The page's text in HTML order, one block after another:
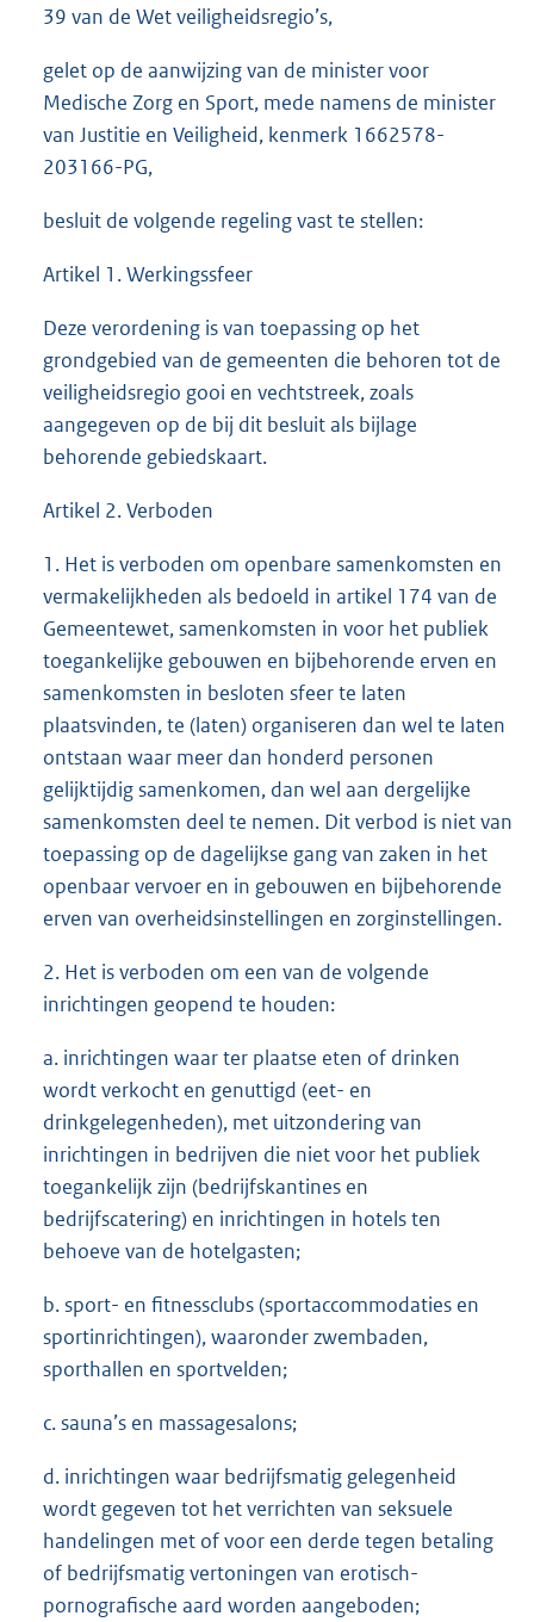
39 van de Wet veiligheidsregio’s,
gelet op de aanwijzing van de minister voor
Medische Zorg en Sport, mede namens de minister
van Justitie en Veiligheid, kenmerk 1662578-
203166-PG,
besluit de volgende regeling vast te stellen:
Artikel 1. Werkingssfeer
Deze verordening is van toepassing op het
grondgebied van de gemeenten die behoren tot de
veiligheidsregio gooi en vechtstreek, zoals
aangegeven op de bij dit besluit als bijlage
behorende gebiedskaart.
Artikel 2. Verboden
1. Het is verboden om openbare samenkomsten en
vermakelijkheden als bedoeld in artikel 174 van de
Gemeentewet, samenkomsten in voor het publiek
toegankelijke gebouwen en bijbehorende erven en
samenkomsten in besloten sfeer te laten
plaatsvinden, te (laten) organiseren dan wel te laten
ontstaan waar meer dan honderd personen
gelijktijdig samenkomen, dan wel aan dergelijke
samenkomsten deel te nemen. Dit verbod is niet van
toepassing op de dagelijkse gang van zaken in het
openbaar vervoer en in gebouwen en bijbehorende
erven van overheidsinstellingen en zorginstellingen.
2. Het is verboden om een van de volgende
inrichtingen geopend te houden:
a. inrichtingen waar ter plaatse eten of drinken
wordt verkocht en genuttigd (eet- en
drinkgelegenheden), met uitzondering van
inrichtingen in bedrijven die niet voor het publiek
toegankelijk zijn (bedrijfskantines en
bedrijfscatering) en inrichtingen in hotels ten
behoeve van de hotelgasten;
b. sport- en fitnessclubs (sportaccommodaties en
sportinrichtingen), waaronder zwembaden,
sporthallen en sportvelden;
c. sauna’s en massagesalons;
d. inrichtingen waar bedrijfsmatig gelegenheid
wordt gegeven tot het verrichten van seksuele
handelingen met of voor een derde tegen betaling
of bedrijfsmatig vertoningen van erotisch-
pornografische aard worden aangeboden;